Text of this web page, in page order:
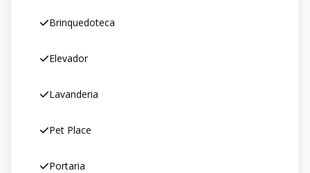
Brinquedoteca
Elevador
Lavanderia
Pet Place
Portaria